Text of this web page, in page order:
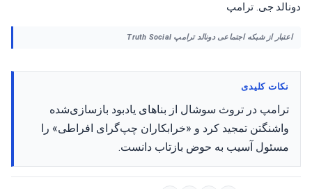
دونالد جی. ترامپ
اعتبار از شبکه اجتماعی دونالد ترامپ Truth Social
نکات کلیدی
ترامپ در تروث سوشال از بناهای یادبود بازسازی‌شده
واشنگتن تمجید کرد و «خرابکاران چپ‌گرای افراطی» را
مسئول آسیب به حوض بازتاب دانست.